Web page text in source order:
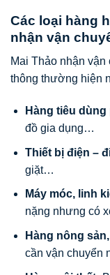
Các loại hàng
nhận vận
Mai Thảo nhận
thông thường hiện
Hàng tiêu dùng
đồ gia dụng…
Thiết bị điện –
giặt…
Máy móc, linh
nặng nhưng có
Hàng nông
cần vận chuyển